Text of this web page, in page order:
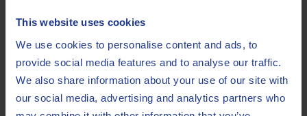
This website uses cookies
We use cookies to personalise content and ads, to
provide social media features and to analyse our traffic.
We also share information about your use of our site with
our social media, advertising and analytics partners who